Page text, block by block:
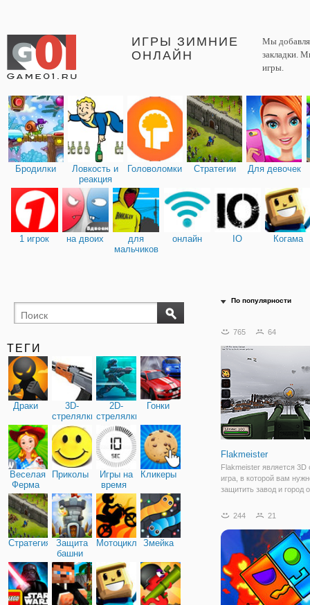
ИГРЫ ЗИМНИЕ
ОНЛАЙН
Мы
закладки.
игры.
Бродилки
Ловкость и
реакция
Головоломки Стратегии Для девочек
1 игрок на двоих
для
мальчиков
онлайн IO Когама
ТЕГИ
Драки
3D-
стрелялки
2D-
стрелялки
Гонки
Веселая
Ферма
Приколы
Игры на
время
Кликеры
Стратегия
Защита
башни
МотоциклыЗмейка
По популярности
765 64
Flakmeister
Flakmeister является 3D
игра, в которой вам
защитить завод и город
частью императорской
случается, проигрывают
Сможете ли вы пережить
244 21